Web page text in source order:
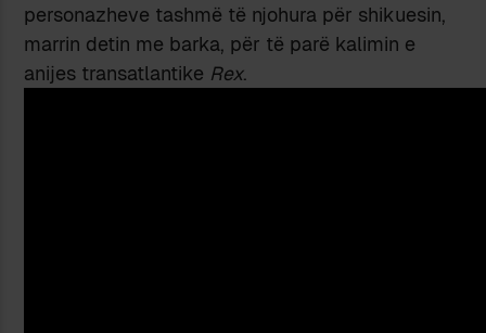
personazheve tashmë të njohura për shikuesin,
marrin detin me barka, për të parë kalimin e
anijes transatlantike Rex.